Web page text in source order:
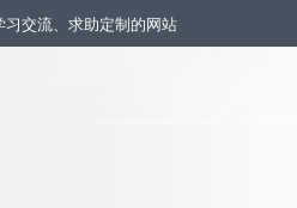
交流、求助定制的网站